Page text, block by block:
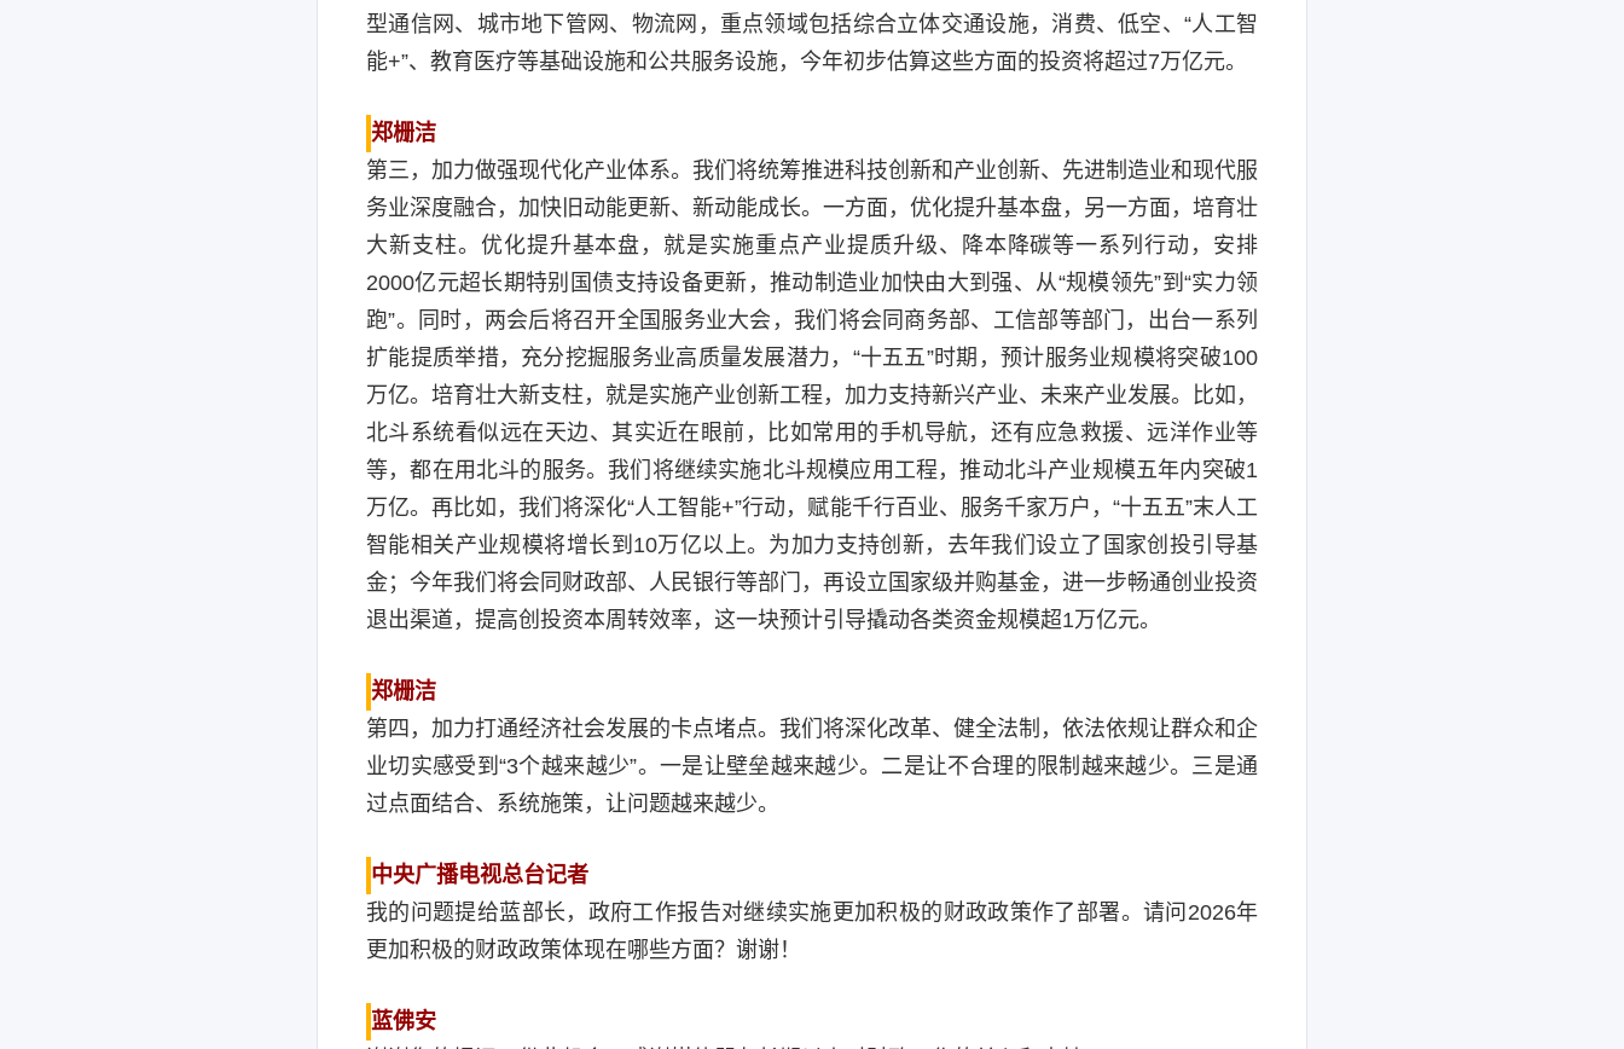
型通信网、城市地下管网、物流网，重点领域包括综合立体交通设施，消费、低空、“人工智
能+”、教育医疗等基础设施和公共服务设施，今年初步估算这些方面的投资将超过7万亿元。
郑栅洁
第三，加力做强现代化产业体系。我们将统筹推进科技创新和产业创新、先进制造业和现代服
务业深度融合，加快旧动能更新、新动能成长。一方面，优化提升基本盘，另一方面，培育壮
大新支柱。优化提升基本盘，就是实施重点产业提质升级、降本降碳等一系列行动，安排
2000亿元超长期特别国债支持设备更新，推动制造业加快由大到强、从“规模领先”到“实力领
跑”。同时，两会后将召开全国服务业大会，我们将会同商务部、工信部等部门，出台一系列
扩能提质举措，充分挖掘服务业高质量发展潜力，“十五五”时期，预计服务业规模将突破100
万亿。培育壮大新支柱，就是实施产业创新工程，加力支持新兴产业、未来产业发展。比如，
北斗系统看似远在天边、其实近在眼前，比如常用的手机导航，还有应急救援、远洋作业等
等，都在用北斗的服务。我们将继续实施北斗规模应用工程，推动北斗产业规模五年内突破1
万亿。再比如，我们将深化“人工智能+”行动，赋能千行百业、服务千家万户，“十五五”末人工
智能相关产业规模将增长到10万亿以上。为加力支持创新，去年我们设立了国家创投引导基
金；今年我们将会同财政部、人民银行等部门，再设立国家级并购基金，进一步畅通创业投资
退出渠道，提高创投资本周转效率，这一块预计引导撬动各类资金规模超1万亿元。
郑栅洁
第四，加力打通经济社会发展的卡点堵点。我们将深化改革、健全法制，依法依规让群众和企
业切实感受到“3个越来越少”。一是让壁垒越来越少。二是让不合理的限制越来越少。三是通
过点面结合、系统施策，让问题越来越少。
中央广播电视总台记者
我的问题提给蓝部长，政府工作报告对继续实施更加积极的财政政策作了部署。请问2026年
更加积极的财政政策体现在哪些方面？谢谢！
蓝佛安